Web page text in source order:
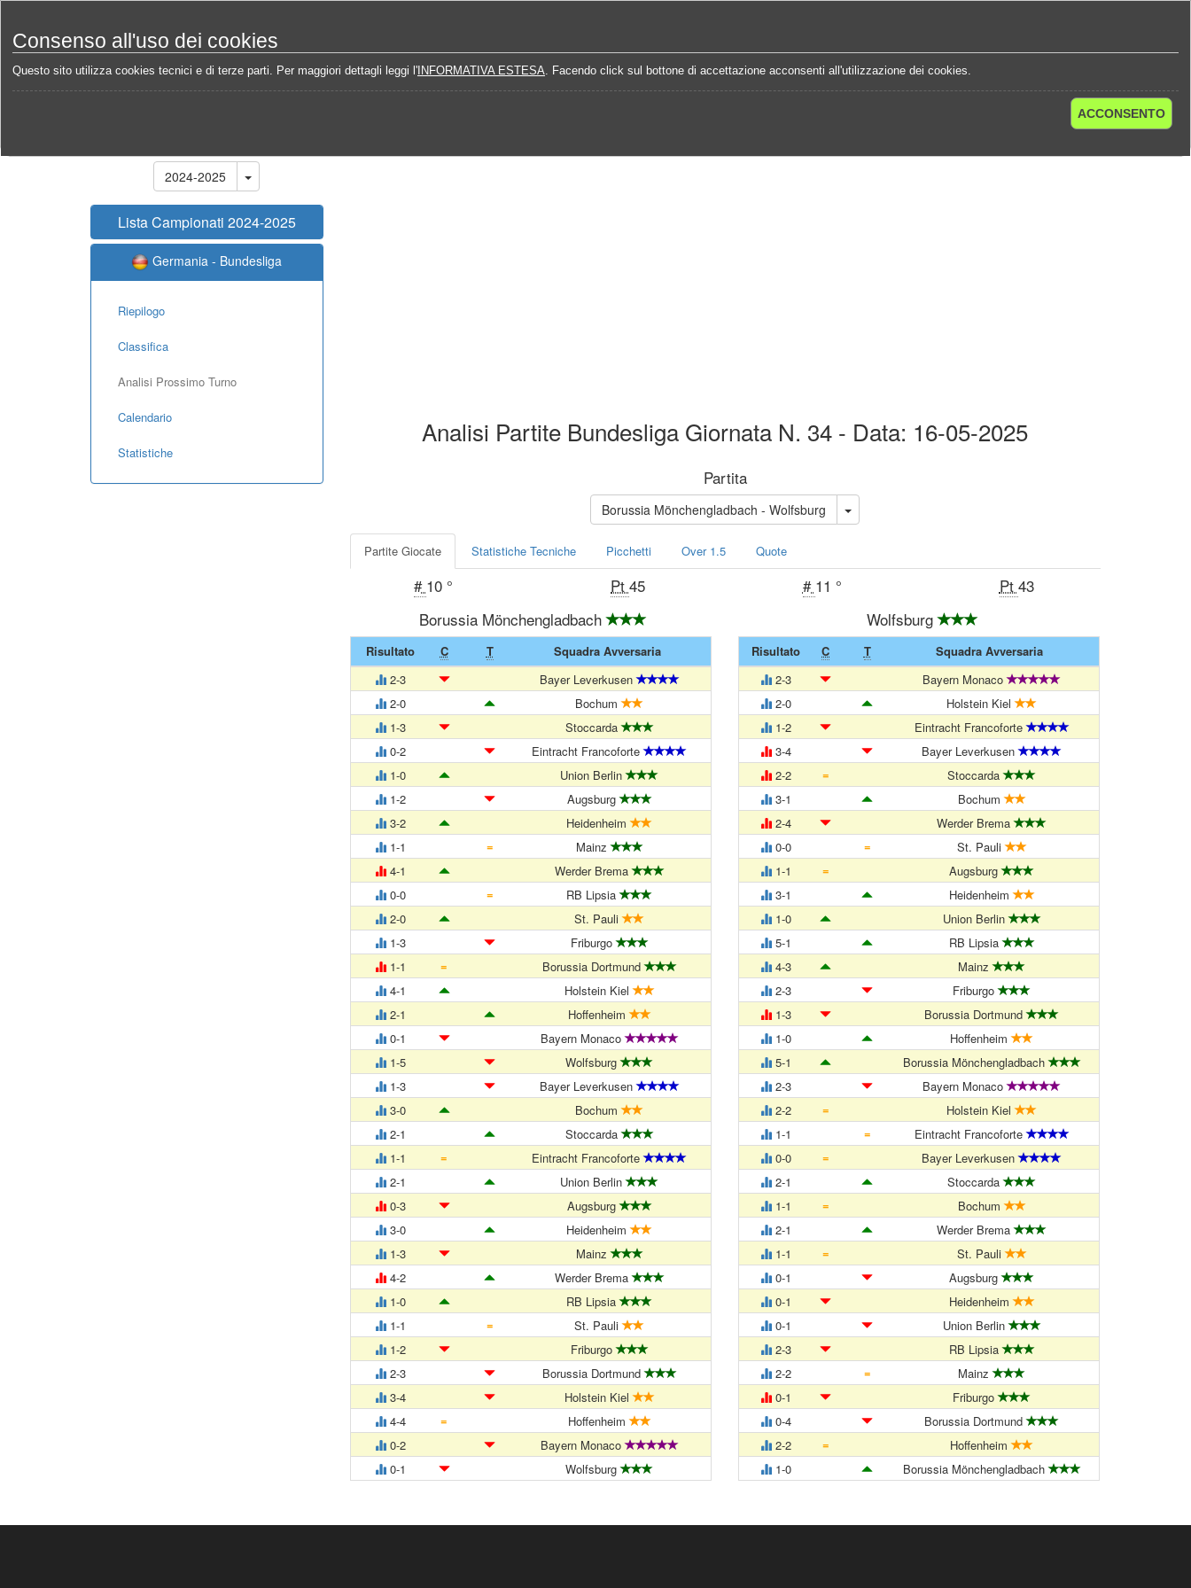
Consenso all'uso dei cookies
Questo sito utilizza cookies tecnici e di terze parti. Per maggiori dettagli leggi l' INFORMATIVA ESTESA. Facendo click sul bottone di accettazione acconsenti all'utilizzazione dei cookies.
ACCONSENTO
Home Campionati Germania - Bundesliga 2024-2025 Analisi Prossimo Turno
2024-2025
Lista Campionati 2024-2025
Germania - Bundesliga
Riepilogo
Classifica
Analisi Prossimo Turno
Calendario
Statistiche
Analisi Partite Bundesliga Giornata N. 34 - Data: 16-05-2025
Partita
Borussia Mönchengladbach - Wolfsburg
Partite Giocate Statistiche Tecniche Picchetti Over 1.5 Quote
# 10 ° Pt45
Borussia Mönchengladbach
Risultato C T
Squadra Avversaria
2-3
Bayer Leverkusen
2-0
Bochum
1-3
Stoccarda
0-2
Eintracht Francoforte
1-0
Union Berlin
1-2
Augsburg
3-2
Heidenheim
1-1
=
Mainz
4-1
Werder Brema
0-0
=
RB Lipsia
2-0
St. Pauli
1-3
Friburgo
1-1
=
Borussia Dortmund
4-1
Holstein Kiel
2-1
Hoffenheim
0-1
Bayern Monaco
1-5
Wolfsburg
1-3
Bayer Leverkusen
3-0
Bochum
2-1
Stoccarda
1-1
=
Eintracht Francoforte
2-1
Union Berlin
0-3
Augsburg
3-0
Heidenheim
1-3
Mainz
4-2
Werder Brema
1-0
RB Lipsia
1-1
=
St. Pauli
1-2
Friburgo
2-3
Borussia Dortmund
3-4
Holstein Kiel
4-4
=
Hoffenheim
0-2
Bayern Monaco
0-1
Wolfsburg
# 11 ° Pt 43
Wolfsburg
Risultato C T
Squadra Avversaria
2-3
Bayern Monaco
2-0
Holstein Kiel
1-2
Eintracht Francoforte
3-4
Bayer Leverkusen
2-2
=
Stoccarda
3-1
Bochum
2-4
Werder Brema
0-0
=
St. Pauli
1-1
=
Augsburg
3-1
Heidenheim
1-0
Union Berlin
5-1
RB Lipsia
4-3
Mainz
2-3
Friburgo
1-3
Borussia Dortmund
1-0
Hoffenheim
5-1
Borussia Mönchengladbach
2-3
Bayern Monaco
2-2
=
Holstein Kiel
1-1
=
Eintracht Francoforte
0-0
=
Bayer Leverkusen
2-1
Stoccarda
1-1
=
Bochum
2-1
Werder Brema
1-1
=
St. Pauli
0-1
Augsburg
0-1
Heidenheim
0-1
Union Berlin
2-3
RB Lipsia
2-2
=
Mainz
0-1
Friburgo
0-4
Borussia Dortmund
2-2
=
Hoffenheim
1-0
Borussia Mönchengladbach